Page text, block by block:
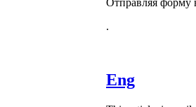
Отправляя форму
.
Eng